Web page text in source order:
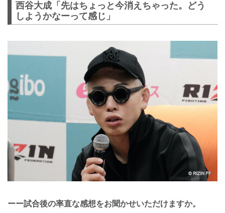
西谷大成「先はちょっと今消えちゃった。どう
しようかなーって感じ」
ーー試合後の率直な感想をお聞かせいただけますか。